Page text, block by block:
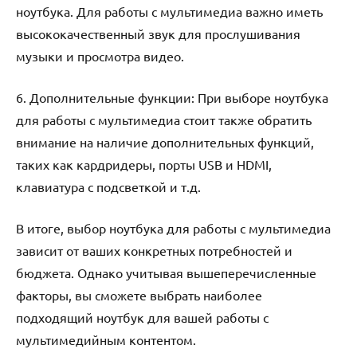
ноутбука. Для работы с мультимедиа важно иметь
высококачественный звук для прослушивания
музыки и просмотра видео.
6. Дополнительные функции: При выборе ноутбука
для работы с мультимедиа стоит также обратить
внимание на наличие дополнительных функций,
таких как кардридеры, порты USB и HDMI,
клавиатура с подсветкой и т.д.
В итоге, выбор ноутбука для работы с мультимедиа
зависит от ваших конкретных потребностей и
бюджета. Однако учитывая вышеперечисленные
факторы, вы сможете выбрать наиболее
подходящий ноутбук для вашей работы с
мультимедийным контентом.